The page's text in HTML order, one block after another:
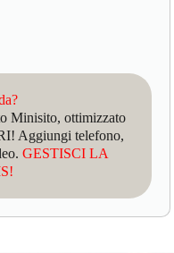
Minisito, ottimizzato
Aggiungi telefono,
GESTISCI LA